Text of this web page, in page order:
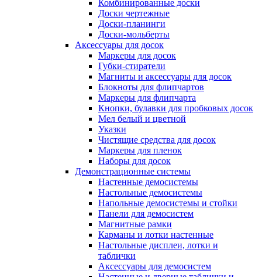
Комбинированные доски
Доски чертежные
Доски-планинги
Доски-мольберты
Аксессуары для досок
Маркеры для досок
Губки-стиратели
Магниты и аксессуары для досок
Блокноты для флипчартов
Маркеры для флипчарта
Кнопки, булавки для пробковых досок
Мел белый и цветной
Указки
Чистящие средства для досок
Маркеры для пленок
Наборы для досок
Демонстрационные системы
Настенные демосистемы
Настольные демосистемы
Напольные демосистемы и стойки
Панели для демосистем
Магнитные рамки
Карманы и лотки настенные
Настольные дисплеи, лотки и
таблички
Аксессуары для демосистем